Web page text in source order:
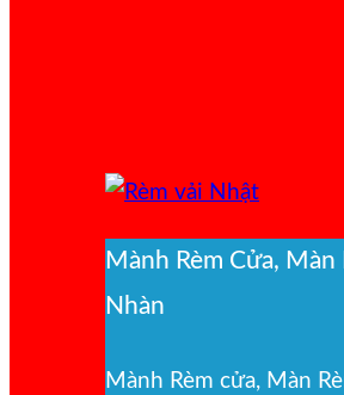
Mành Rèm Cửa, Màn
Nhàn
Mành Rèm cửa, Màn